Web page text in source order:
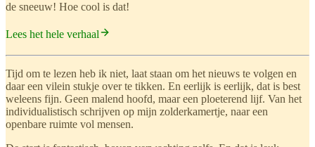
de sneeuw! Hoe cool is dat!
Lees het hele verhaal
Tijd om te lezen heb ik niet, laat staan om het nieuws te volgen en
daar een vilein stukje over te tikken. En eerlijk is eerlijk, dat is best
weleens fijn. Geen malend hoofd, maar een ploeterend lijf. Van het
individualistisch schrijven op mijn zolderkamertje, naar een
openbare ruimte vol mensen.